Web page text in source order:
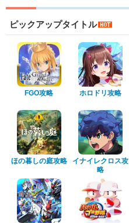
ピックアップタイトル
FGO攻略 ホロドリ攻略
ほの暮しの庭攻略
イナイレクロス攻
略